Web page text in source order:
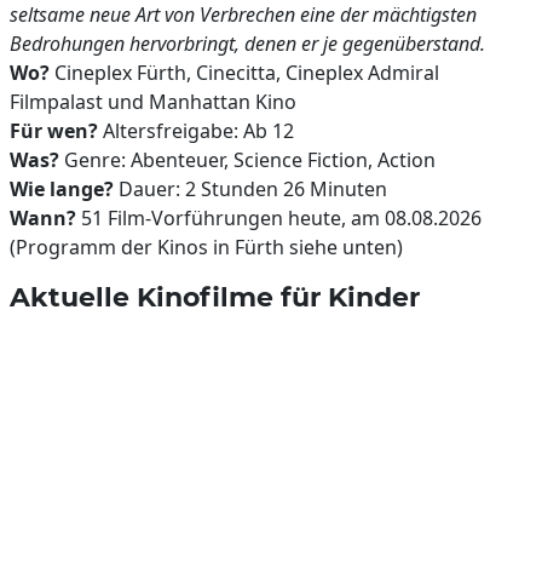
seltsame neue Art von Verbrechen eine der mächtigsten
Bedrohungen hervorbringt, denen er je gegenüberstand.
Wo? Cineplex Fürth, Cinecitta, Cineplex Admiral
Filmpalast und Manhattan Kino
Für wen?Altersfreigabe: Ab 12
Was? Genre: Abenteuer, Science Fiction, Action
Wie lange? Dauer: 2 Stunden 26 Minuten
Wann? 51 Film-Vorführungen heute, am 08.08.2026
(Programm der Kinos in Fürth siehe unten)
Aktuelle Kinofilme für Kinder